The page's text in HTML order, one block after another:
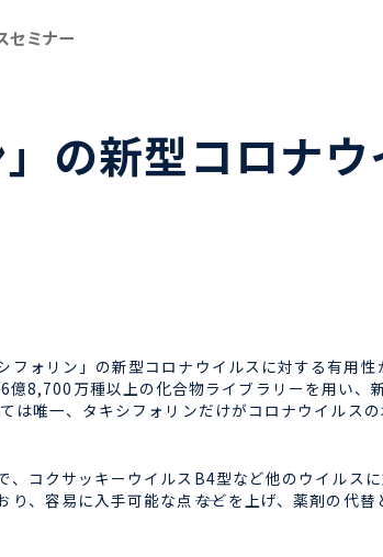
セミナー
」の新型コロナ
フォリン」の新型コロナウイルス に対する有用
億8,700万種以上の化合物ライブラリーを用い、
は唯一、タキシフォリンだけがコロナウイルス
コクサッキーウイルスB4型など他のウイルス
、容易に入手可能な点――などを上げ、薬剤の代